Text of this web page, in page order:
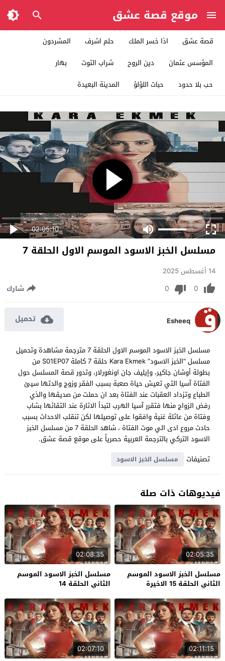
موقع قصة عشق
قصة عشق اذا خسر الملك حلم اشرف
المشردون
المؤسس عثمان
دين الروح شراب التوت
بهار
حب بلا حدود
حبات اللؤلؤ المدينة البعيدة
02:05:10
مسلسل الخبز الاسود الموسم الاول الحلقة 7
14 أغسطس 2025
0
0 شارك
Esheeq تحميل
مسلسل الخبز الاسود الموسم الاول الحلقة 7 مترجمة مشاهدة وتحميل
مسلسل “الخبز الاسود” Kara Ekmek حلقة 7 كاملة S01EP07 من
بطولة أوشان جاكير، وإيليف جان اونغورلار، وتدور قصة المسلسل حول
الفتاة آسيا التي تعيش حياة صعبة بسبب الفقر وزوج والدتها سيئ
الطباع وتزداد العقبات عند الفتاة بعد ان حملت من صديقها والذي
رفض الزواج منها فتقرر آسيا الهرب لتبدأ الاثارة عند التقائها بشاب
وفتاة من عائلة غنية وافقوا على توصيلها لكن تنقلب الاحداث بسبب
حادث مروع ادى الي موت الفتاة ، شاهد الحلقة 7 من مسلسل الخبز
الاسود التركي بالترجمة العربية حصرياً على موقع قصة عشق.
تصنيفات
مسلسل الخبز الاسود
فيديوهات ذات صلة
02:05:35
مسلسل الخبز الاسود الموسم
الثاني الحلقة 15 الاخيرة
02:08:35
مسلسل الخبز الاسود الموسم
الثاني الحلقة 14
02:11:15
02:07:10